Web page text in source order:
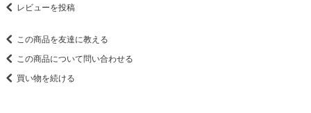
レビューを投稿
この商品を友達に教える
この商品について問い合わせる
買い物を続ける